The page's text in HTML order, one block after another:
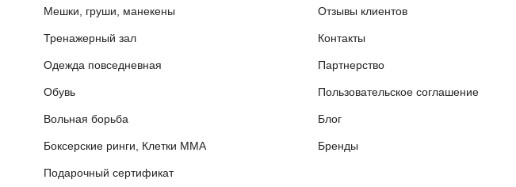
Мешки, груши, манекены
Тренажерный зал
Одежда повседневная
Обувь
Вольная борьба
Боксерские ринги, Клетки ММА
Подарочный сертификат
Отзывы клиентов
Контакты
Партнерство
Пользовательское соглашение
Блог
Бренды